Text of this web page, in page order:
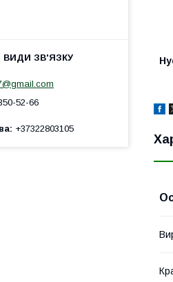
52-66
+37322803105